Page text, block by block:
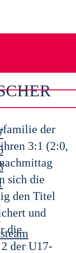
der
3:1 (2:0,
sich die
den Titel
und
die
der U17-